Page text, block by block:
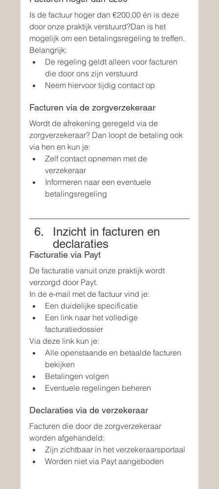
Is de factuur hoger dan €200,00 én is deze
door onze praktijk verstuurd?Dan is het
mogelijk om een betalingsregeling te treffen.
Belangrijk:
De regeling geldt alleen voor facturen
die door ons zijn verstuurd
Neem hiervoor tijdig contact op
Facturen via de zorgverzekeraar
Wordt de afrekening geregeld via de
zorgverzekeraar? Dan loopt de betaling ook
via hen en kun je:
Zelf contact opnemen met de
verzekeraar
Informeren naar een eventuele
betalingsregeling
Inzicht in facturen en
declaraties
Facturatie via Payt
De facturatie vanuit onze praktijk wordt
verzorgd door Payt.
In de e-mail met de factuur vind je:
Een duidelijke specificatie
Een link naar het volledige
facturatiedossier
Via deze link kun je:
Alle openstaande en betaalde facturen
bekijken
Betalingen volgen
Eventuele regelingen beheren
Declaraties via de verzekeraar
Facturen die door de zorgverzekeraar
worden afgehandeld:
Zijn zichtbaar in het verzekeraarsportaal
Worden niet via Payt aangeboden